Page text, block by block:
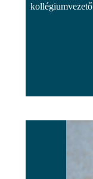
kollégiumvezető